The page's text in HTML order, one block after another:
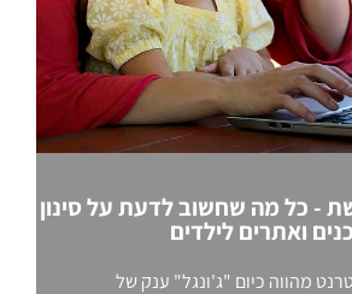
- כל מה שחשוב לדעת על סינון
ואתרים לילדים
מהווה כיום "ג'ונגל" ענק של